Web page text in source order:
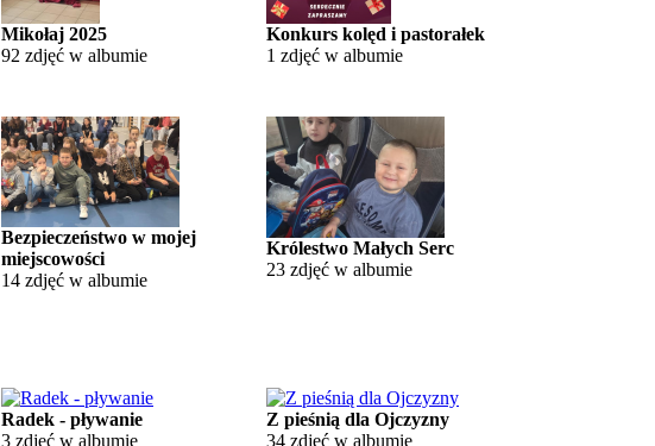
Mikołaj 2025
92 zdjęć w albumie
Konkurs kolęd i pastorałek
1 zdjęć w albumie
Bezpieczeństwo w mojej
miejscowości
14 zdjęć w albumie
Królestwo Małych Serc
23 zdjęć w albumie
Radek - pływanie
3 zdjęć w albumie
Z pieśnią dla Ojczyzny
34 zdjęć w albumie